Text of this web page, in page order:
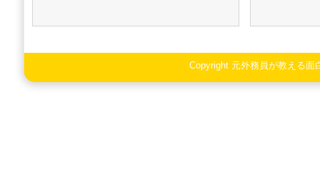
Copyright 元外務員が教える面